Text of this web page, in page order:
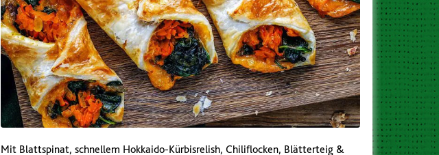
Mit Blattspinat, schnellem Hokkaido-Kürbisrelish, Chiliflocken, Blätterteig &